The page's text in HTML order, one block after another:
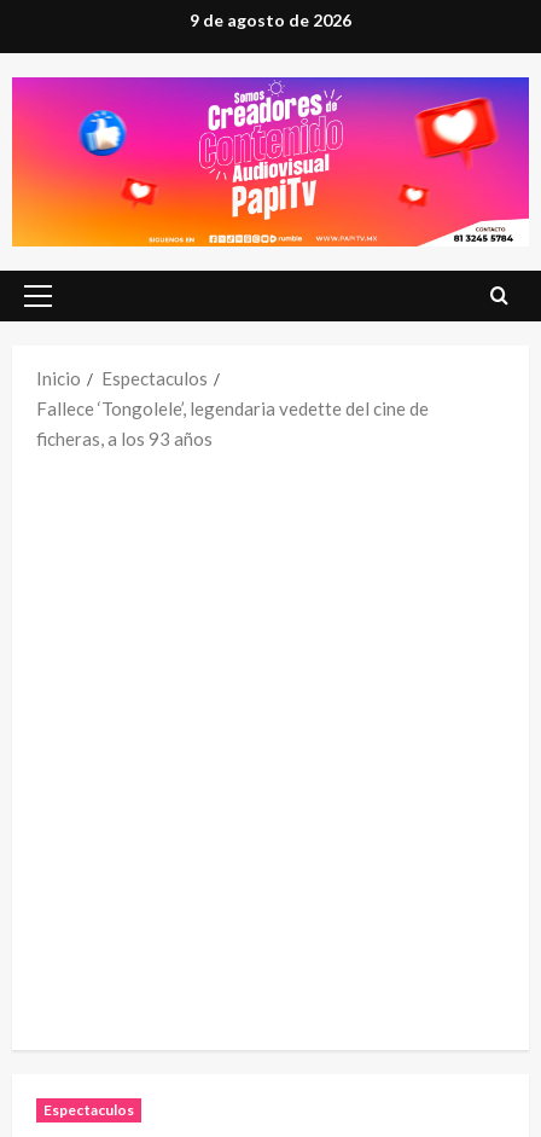
al
contenido
9 de agosto de 2026
Menú
Inicio
Espectaculos
Fallece ‘Tongolele’, legendaria vedette del cine de
ficheras, a los 93 años
Espectaculos